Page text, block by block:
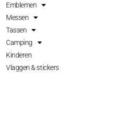
Emblemen
Messen
Tassen
Camping
Kinderen
Vlaggen & stickers